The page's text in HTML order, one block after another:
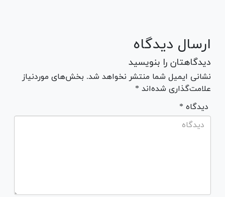
ارسال دیدگاه
دیدگاهتان را بنویسید
نشانی ایمیل شما منتشر نخواهد شد. بخش‌های موردنیاز
علامت‌گذاری شده‌اند *
* دیدگاه